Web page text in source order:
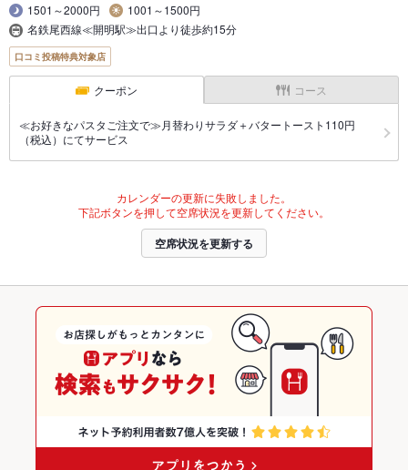
1501～2000円
1001～1500円
名鉄尾西線≪開明駅≫出口より徒歩約15分
口コミ投稿特典対象店
クーポン コース
≪お好きなパスタご注文で≫月替わりサラダ＋バタートースト110円
（税込）にてサービス
カレンダーの更新に失敗しました。
下記ボタンを押して空席状況を更新してください。
空席状況を更新する